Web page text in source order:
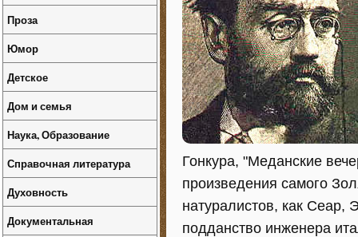
Гонкура, "Меданские
произведения самого
натуралистов, как Сеар,
подданство инженера
Проза
Юмор
Детское
Дом и семья
Наука, Образование
Справочная литература
Духовность
Документальная